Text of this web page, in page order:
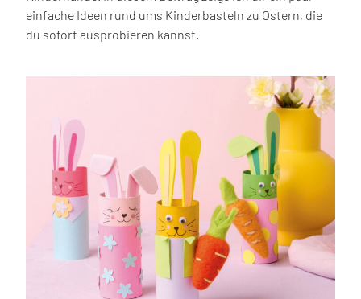
einfache Ideen rund ums Kinderbasteln zu Ostern, die
du sofort ausprobieren kannst.